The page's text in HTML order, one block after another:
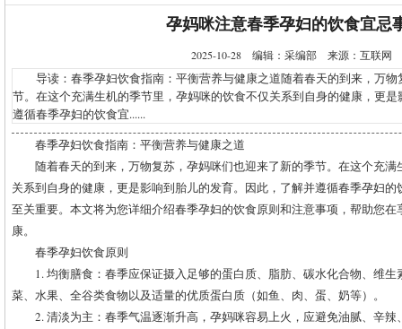
孕妈咪注意春季孕妇的饮食宜忌
2025-10-28 编辑：采编部 来源：互联网
导读：春季孕妇饮食指南：平衡营养与健康之道随着春天的到来，万物
节。在这个充满生机的季节里，孕妈咪的饮食不仅关系到自身的健康，更
遵循春季孕妇的饮食宜......
春季孕妇饮食指南：平衡营养与健康之道
随着春天的到来，万物复苏，孕妈咪们也迎来了新的季节。在这个充
关系到自身的健康，更是影响到胎儿的发育。因此，了解并遵循春季孕妇
至关重要。本文将为您详细介绍春季孕妇的饮食原则和注意事项，帮助您
康。
春季孕妇饮食原则
1. 均衡膳食：春季应保证摄入足够的蛋白质、脂肪、碳水化合物、维
菜、水果、全谷类食物以及适量的优质蛋白质（如鱼、肉、蛋、奶等）。
2. 清淡为主：春季气温逐渐升高，孕妈咪容易上火，应避免油腻、辛